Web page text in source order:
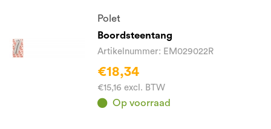
Polet
Boordsteentang
Artikelnummer: EM029022R
€18,34
€15,16 excl. BTW
Op voorraad